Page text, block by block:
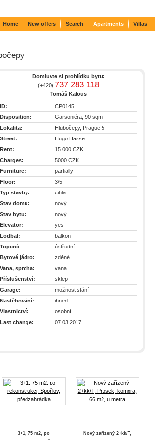
Domluvte si prohlídku bytu:
(+420) 737 283 118
Tomáš Kalous
ID:
CP0145
Disposition:
Garsoniéra, 90 sqm
Lokalita:
Hlubočepy, Prague 5
Street:
Hugo Hasse
Rent:
15 000 CZK
Charges:
5000 CZK
Furniture:
partially
Floor:
3/5
Typ stavby:
cihla
Stav domu:
nový
Stav bytu:
nový
Elevator:
yes
Lodbal:
balkon
Topení:
ústřední
Bytové jádro:
zděné
Vana, sprcha:
vana
Příslušenství:
sklep
Garage:
možnost stání
Nastěhování:
ihned
Vlastnictví:
osobní
Last change:
07.03.2017
3+1, 75 m2, po
Nový zařízený 2+kk/T,
Home New offers Search Apartments Villas